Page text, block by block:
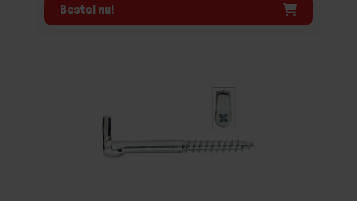
Bestel nu!